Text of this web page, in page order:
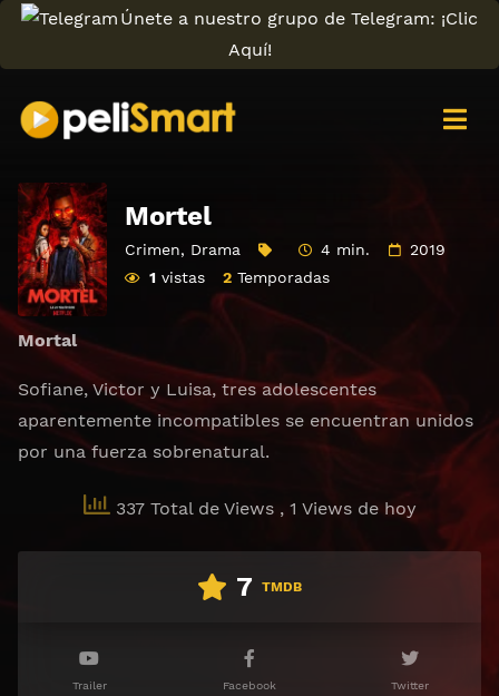
Únete a nuestro grupo de Telegram: ¡Clic
Aquí!
Mortel
Crimen, Drama 4 min.
2019
1 vistas 2 Temporadas
Mortal
Sofiane, Victor y Luisa, tres adolescentes
aparentemente incompatibles se encuentran unidos
por una fuerza sobrenatural.
337 Total de Views , 1 Views de hoy
7 TMDB
Trailer Facebook Twitter